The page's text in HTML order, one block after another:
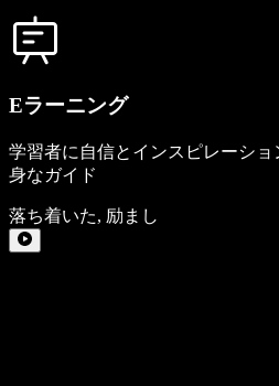
Eラーニング
学習者に自信とインスピレーシ
身なガイド
落ち着いた, 励まし